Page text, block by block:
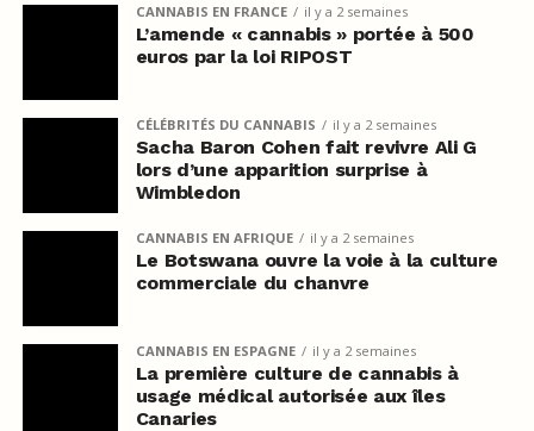
CANNABIS EN FRANCE il y a 2 semaines
L’amende « cannabis » portée à 500
euros par la loi RIPOST
CÉLÉBRITÉS DU CANNABIS il y a 2 semaines
Sacha Baron Cohen fait revivre Ali G
lors d’une apparition surprise à
Wimbledon
CANNABIS EN AFRIQUE il y a 2 semaines
Le Botswana ouvre la voie à la culture
commerciale du chanvre
CANNABIS EN ESPAGNE il y a 2 semaines
La première culture de cannabis à
usage médical autorisée aux îles
Canaries